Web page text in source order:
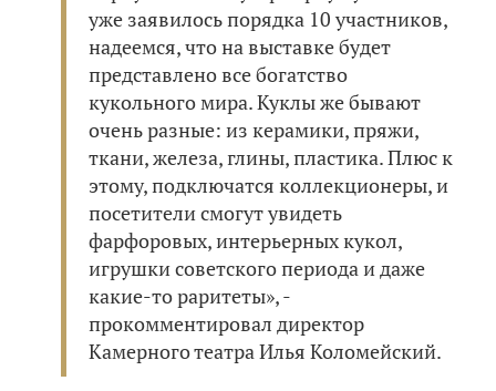
уже заявилось порядка 10 участников,
надеемся, что на выставке будет
представлено все богатство
кукольного мира. Куклы же бывают
очень разные: из керамики, пряжи,
ткани, железа, глины, пластика. Плюс к
этому, подключатся коллекционеры, и
посетители смогут увидеть
фарфоровых, интерьерных кукол,
игрушки советского периода и даже
какие-то раритеты», -
прокомментировал директор
Камерного театра Илья Коломейский.